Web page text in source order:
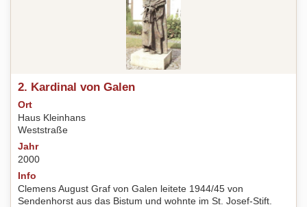
2. Kardinal von Galen
Ort
Haus Kleinhans
Weststraße
Jahr
2000
Info
Clemens August Graf von Galen leitete 1944/45 von
Sendenhorst aus das Bistum und wohnte im St. Josef-Stift.